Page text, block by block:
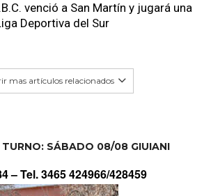
venció a San Martín y jugará una
Deportiva del Sur
mas artículos relacionados
TURNO: SÁBADO 08/08 GIUIANI
–Tel. 3465 424966/428459